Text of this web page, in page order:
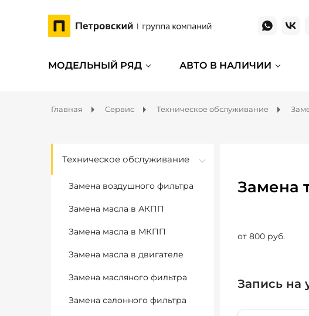
МОДЕЛЬНЫЙ РЯД АВТО В НАЛИЧИИ
Главная Сервис Техническое обслуживание
Техническое обслуживание
Замена воздушного фильтра
Замена масла в АКПП
Замена масла в МКПП
Замена масла в двигателе
Замена масляного фильтра
Замена салонного фильтра
Замена
от 800 руб.
Запись на